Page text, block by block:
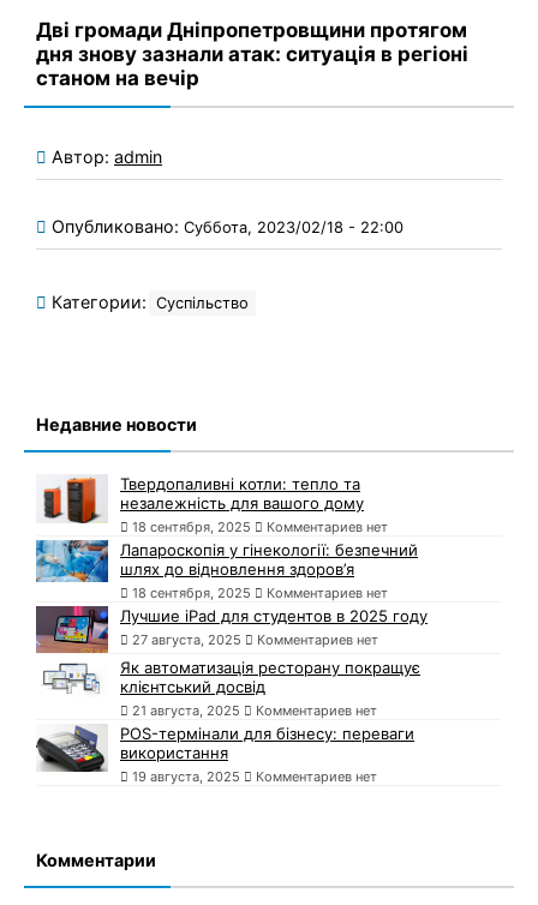
Дві громади Дніпропетровщини протягом
дня знову зазнали атак: ситуація в регіоні
станом на вечір
Автор: admin
Опубликовано: Суббота, 2023/02/18 - 22:00
Категории: Суспільство
Недавние новости
Твердопаливні котли: тепло та
незалежність для вашого дому
18 сентября, 2025 Комментариев нет
Лапароскопія у гінекології: безпечний
шлях до відновлення здоров’я
18 сентября, 2025 Комментариев нет
Лучшие iPad для студентов в 2025 году
27 августа, 2025 Комментариев нет
Як автоматизація ресторану покращує
клієнтський досвід
21 августа, 2025 Комментариев нет
POS-термінали для бізнесу: переваги
використання
19 августа, 2025 Комментариев нет
Комментарии